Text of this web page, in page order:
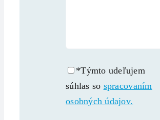
*Týmto udeľujem
súhlas so spracovaním
osobných údajov.